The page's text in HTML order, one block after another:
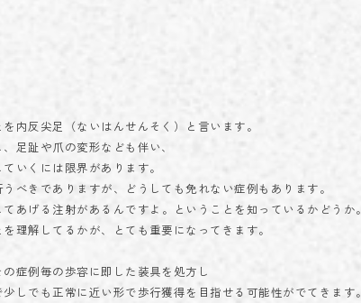
内反尖足（ないはんせんそく）と言います。
足趾や爪の変形なども伴い、
いくには限界があります。
べきでありますが、どうしても免れない症例もあります。
あげる注射があるんですよ。ということを知っているかどうか。
理解してるかが、とても重要になってきます。
症例毎の歩容に即した装具を処方し
しでも正常に近い形で歩行獲得を目指せる可能性がでてきます。